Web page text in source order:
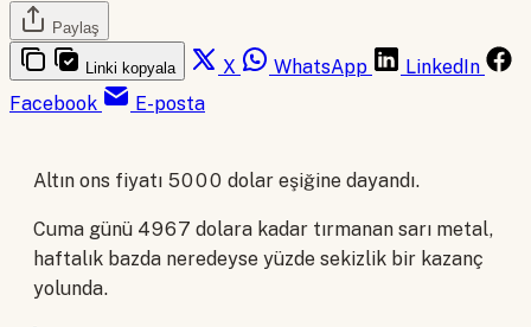
Paylaş
Linki kopyala X WhatsApp
LinkedIn
Facebook
E-posta
Altın ons fiyatı 5000 dolar eşiğine dayandı.
Cuma günü 4967 dolara kadar tırmanan sarı metal,
haftalık bazda neredeyse yüzde sekizlik bir kazanç
yolunda.